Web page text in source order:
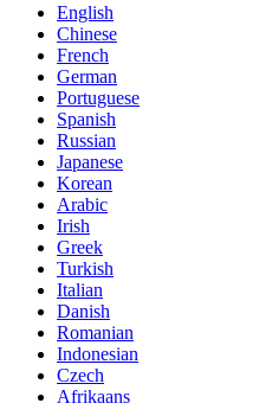
English
Chinese
French
German
Portuguese
Spanish
Russian
Japanese
Korean
Arabic
Irish
Greek
Turkish
Italian
Danish
Romanian
Indonesian
Czech
Afrikaans